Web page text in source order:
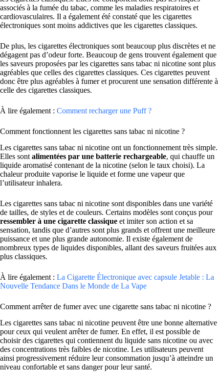
associés à la fumée du tabac, comme les maladies respiratoires et
cardiovasculaires. Il a également été constaté que les cigarettes
électroniques sont moins addictives que les cigarettes classiques.
De plus, les cigarettes électroniques sont beaucoup plus discrètes et ne
dégagent pas d’odeur forte. Beaucoup de gens trouvent également que
les saveurs proposées par les cigarettes sans tabac ni nicotine sont plus
agréables que celles des cigarettes classiques. Ces cigarettes peuvent
donc être plus agréables à fumer et procurent une sensation différente à
celle des cigarettes classiques.
À lire également : Comment recharger une Puff ?
Comment fonctionnent les cigarettes sans tabac ni nicotine ?
Les cigarettes sans tabac ni nicotine ont un fonctionnement très simple.
Elles sont alimentées par une batterie rechargeable, qui chauffe un
liquide aromatisé contenant de la nicotine (selon le taux choisi). La
chaleur produite vaporise le liquide et forme une vapeur que
l’utilisateur inhalera.
Les cigarettes sans tabac ni nicotine sont disponibles dans une variété
de tailles, de styles et de couleurs. Certains modèles sont conçus pour
ressembler à une cigarette classique et imiter son action et sa
sensation, tandis que d’autres sont plus grands et offrent une meilleure
puissance et une plus grande autonomie. Il existe également de
nombreux types de liquides disponibles, allant des saveurs fruitées aux
plus classiques.
À lire également : La Cigarette Électronique avec capsule Jetable : La
Nouvelle Tendance Dans le Monde de La Vape
Comment arrêter de fumer avec une cigarette sans tabac ni nicotine ?
Les cigarettes sans tabac ni nicotine peuvent être une bonne alternative
pour ceux qui veulent arrêter de fumer. En effet, il est possible de
choisir des cigarettes qui contiennent du liquide sans nicotine ou avec
des concentrations très faibles de nicotine. Les utilisateurs peuvent
ainsi progressivement réduire leur consommation jusqu’à atteindre un
niveau confortable et sans danger pour leur santé.